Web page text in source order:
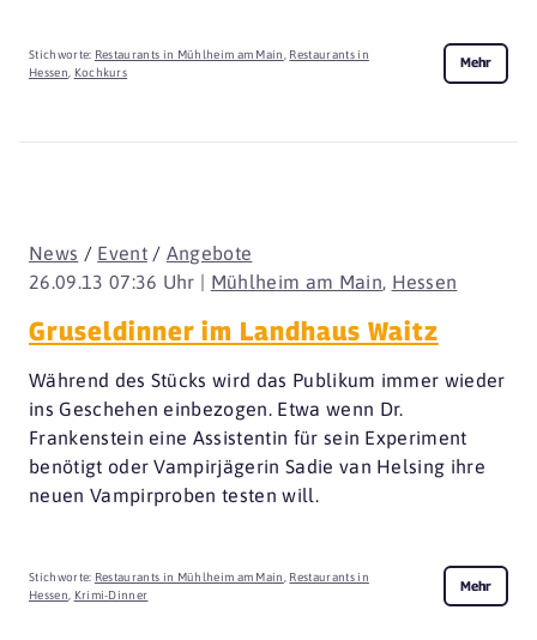
Stichworte: Restaurants in Mühlheim am Main
Restaurants in
Hessen
Kochkurs
Mehr
26.09.13 07:36 Uhr | Mühlheim am Main, Hessen
News / Event/ Angebote
Gruseldinner im Landhaus Waitz
Während des Stücks wird das Publikum immer wieder
ins Geschehen einbezogen. Etwa wenn Dr.
Frankenstein eine Assistentin für sein Experiment
benötigt oder Vampirjägerin Sadie van Helsing ihre
neuen Vampirproben testen will.
Stichworte: Restaurants in Mühlheim am Main, Restaurants in
Hessen, Krimi-Dinner
Mehr